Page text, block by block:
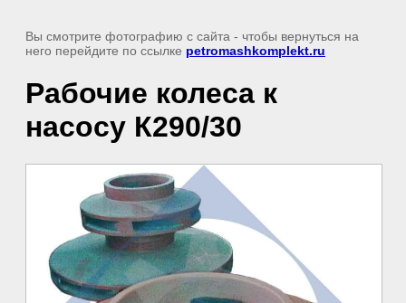
Вы смотрите фотографию с сайта - чтобы вернуться на
него перейдите по ссылке petromashkomplekt.ru
Рабочие колеса к
насосу К290/30